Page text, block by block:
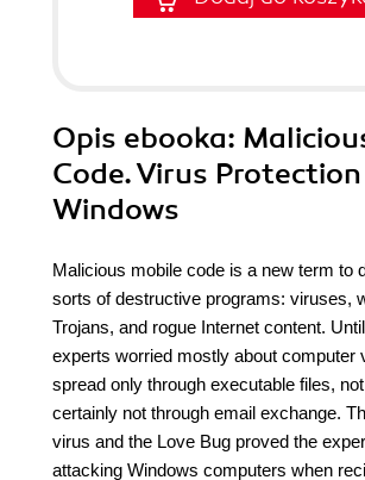
Opis ebooka:
Code. Virus
Windows
Malicious mobile code is a new term to
sorts of destructive programs: viruses,
Trojans, and rogue Internet content.
experts worried mostly about computer
spread only through executable files,
certainly not through email exchange.
virus and the Love Bug proved the
attacking Windows computers when